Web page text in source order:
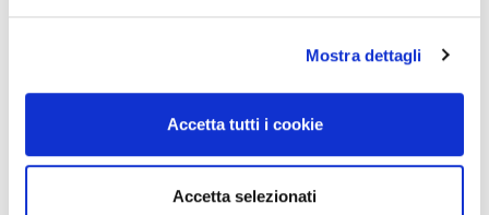
Mostra dettagli
Accetta tutti i cookie
Accetta selezionati